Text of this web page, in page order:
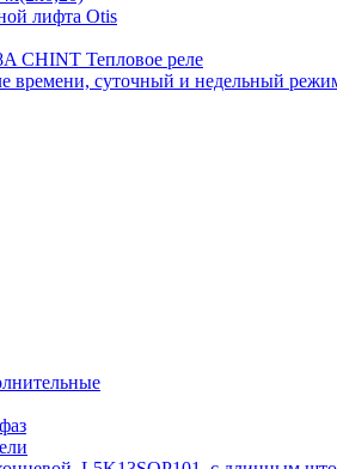
лифта Otis
CHINT Тепловое реле
времени, суточный и недельный